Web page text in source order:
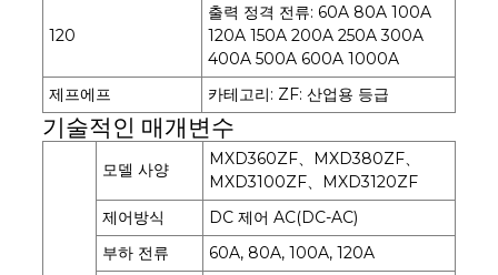
120
출력 정격 전류: 60A 80A 100A
120A 150A 200A 250A 300A
400A 500A 600A 1000A
제프에프
카테고리: ZF: 산업용 등급
기술적인 매개변수
모델 사양
MXD360ZF、MXD380ZF、
MXD3100ZF、MXD3120ZF
제어방식
DC 제어 AC(DC-AC)
부하 전류
60A, 80A, 100A, 120A